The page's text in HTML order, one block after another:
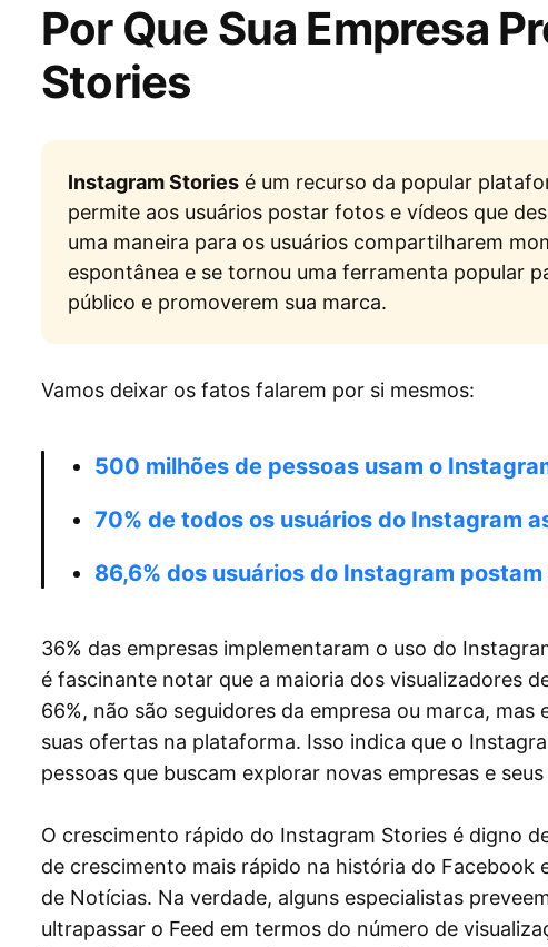
Por Que Sua Empresa
Stories
Instagram Stories é um recurso da popular
permite aos usuários postar fotos e vídeos que
uma maneira para os usuários compartilharem
espontânea e se tornou uma ferramenta popular
público e promoverem sua marca.
Vamos deixar os fatos falarem por si mesmos:
500 milhões de pessoas usam o
70% de todos os usuários do Instagram
86,6% dos usuários do Instagram
36% das empresas implementaram o uso do
é fascinante notar que a maioria dos visualizadores
66%, não são seguidores da empresa ou marca,
suas ofertas na plataforma. Isso indica que o
pessoas que buscam explorar novas empresas e
O crescimento rápido do Instagram Stories é digno
de crescimento mais rápido na história do Facebook
de Notícias. Na verdade, alguns especialistas
ultrapassar o Feed em termos do número de